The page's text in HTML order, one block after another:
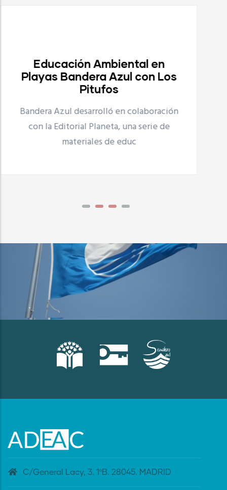
Proyecto Playas Limpias
Bandera Azul desarrolla, en colaboración
que consiste en
C/General Lacy, 3. 1ºB. 28045. MADRID